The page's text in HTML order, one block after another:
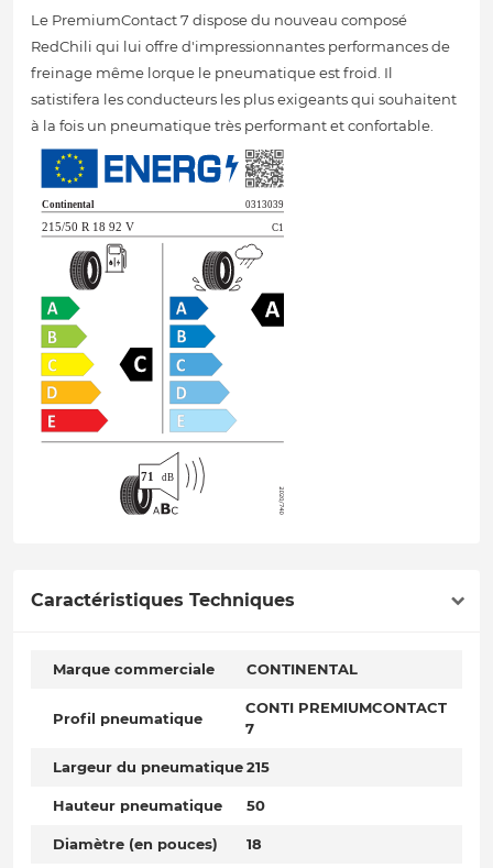
Le PremiumContact 7 dispose du nouveau composé
RedChili qui lui offre d'impressionnantes performances de
freinage même lorque le pneumatique est froid. Il
satistifera les conducteurs les plus exigeants qui souhaitent
à la fois un pneumatique très performant et confortable.
Caractéristiques Techniques
Marque commerciale CONTINENTAL
Profil pneumatique
CONTI PREMIUMCONTACT
7
Largeur du pneumatique215
Hauteur pneumatique 50
Diamètre (en pouces) 18